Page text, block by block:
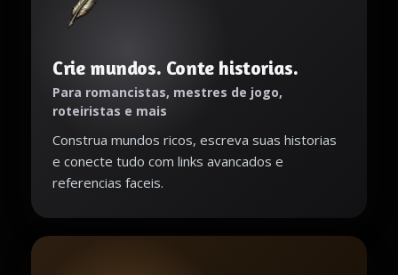
Crie mundos. Conte historias.
Para romancistas, mestres de jogo,
roteiristas e mais
Construa mundos ricos, escreva suas historias
e conecte tudo com links avancados e
referencias faceis.